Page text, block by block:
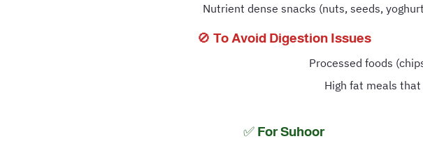
Nutrient dense snacks (nuts, seeds,
To Avoid Digestion Issues 🚫
Processed foods
High fat meals
For Suhoor ✅